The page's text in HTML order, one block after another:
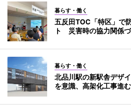
暮らす・働く
五反田TOC「特区」で
ト 災害時の協力関係
暮らす・働く
北品川駅の新駅舎デザ
を意識、高架化工事進む